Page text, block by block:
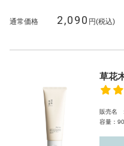
通常価格 2,090 円(税込)
草花
販売名
容量：